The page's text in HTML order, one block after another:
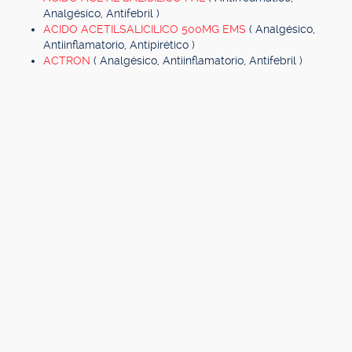
Analgésico, Antifebril )
ACIDO ACETILSALICILICO 500MG EMS ( Analgésico,
Antiinflamatorio, Antipirético )
ACTRON ( Analgésico, Antiinflamatorio, Antifebril )